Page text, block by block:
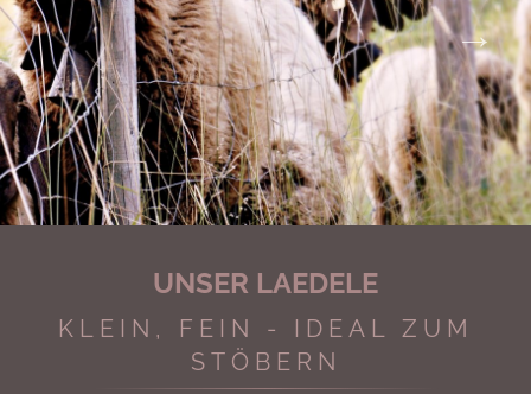
UNSER LAEDELE
KLEIN, FEIN - IDEAL ZUM
STÖBERN